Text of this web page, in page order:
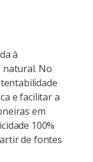
à
natural. No
e facilitar a
em
100%
de fontes